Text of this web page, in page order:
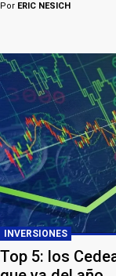
Por ERIC NESICH
INVERSIONES
Top 5: los